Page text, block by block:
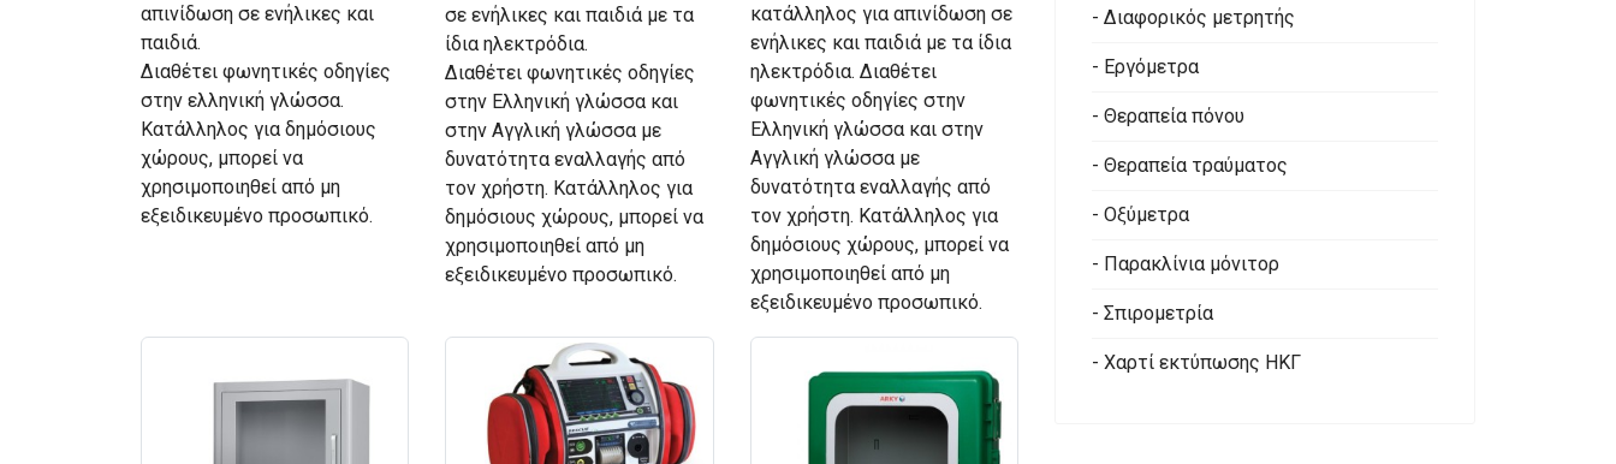
απινίδωση σε ενήλικες και
παιδιά.
Διαθέτει φωνητικές οδηγίες
στην ελληνική γλώσσα.
Κατάλληλος για δημόσιους
χώρους, μπορεί να
χρησιμοποιηθεί από μη
εξειδικευμένο προσωπικό.
σε ενήλικες και παιδιά με τα
ίδια ηλεκτρόδια.
Διαθέτει φωνητικές οδηγίες
στην Ελληνική γλώσσα και
στην Αγγλική γλώσσα με
δυνατότητα εναλλαγής από
τον χρήστη. Κατάλληλος για
δημόσιους χώρους, μπορεί να
χρησιμοποιηθεί από μη
εξειδικευμένο προσωπικό.
κατάλληλος για απινίδωση σε
ενήλικες και παιδιά με τα ίδια
ηλεκτρόδια. Διαθέτει
φωνητικές οδηγίες στην
Ελληνική γλώσσα και στην
Αγγλική γλώσσα με
δυνατότητα εναλλαγής από
τον χρήστη. Κατάλληλος για
δημόσιους χώρους, μπορεί να
χρησιμοποιηθεί από μη
εξειδικευμένο προσωπικό.
- Διαφορικός μετρητής
- Εργόμετρα
- Θεραπεία πόνου
- Θεραπεία τραύματος
- Οξύμετρα
- Παρακλίνια μόνιτορ
- Σπιρομετρία
- Χαρτί εκτύπωσης ΗΚΓ